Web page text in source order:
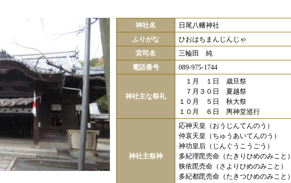
神社名
日尾八幡神社
ふりがな
ひおはちまんじんじゃ
宮司名
三輪田 純
電話番号
089-975-1744
神社主な祭礼
１月 １日 歳旦祭
７月３０日 夏越祭
１０月 ５日 秋大祭
１０月 ６日 輿神堂巡行
神社主祭神
応神天皇（おうじんてんのう）
仲哀天皇（ちゅうあいてんのう）
神功皇后（じんぐうこうごう）
多紀理毘売命（たきりひめのみこと）
狭依毘売命（さよりひめのみこと）
多紀都毘売命（たきつひめのみこと）